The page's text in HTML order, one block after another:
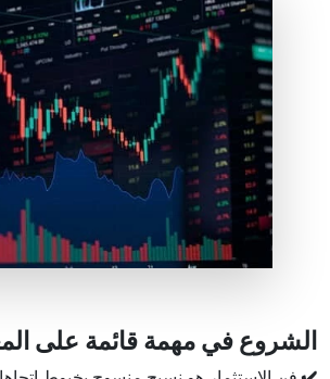
الشروع في مهمة قائمة على